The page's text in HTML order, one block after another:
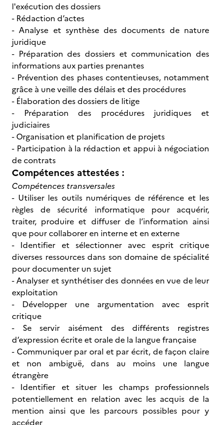
l'exécution des dossiers
- Rédaction d’actes
- Analyse et synthèse des documents de nature
juridique
- Préparation des dossiers et communication des
informations aux parties prenantes
- Prévention des phases contentieuses, notamment
grâce à une veille des délais et des procédures
- Élaboration des dossiers de litige
- Préparation des procédures juridiques et
judiciaires
- Organisation et planification de projets
- Participation à la rédaction et appui à négociation
de contrats
Compétences attestées :
Compétences transversales
- Utiliser les outils numériques de référence et les
règles de sécurité informatique pour acquérir,
traiter, produire et diffuser de l’information ainsi
que pour collaborer en interne et en externe
- Identifier et sélectionner avec esprit critique
diverses ressources dans son domaine de spécialité
pour documenter un sujet
- Analyser et synthétiser des données en vue de leur
exploitation
- Développer une argumentation avec esprit
critique
- Se servir aisément des différents registres
d’expression écrite et orale de la langue française
- Communiquer par oral et par écrit, de façon claire
et non ambiguë, dans au moins une langue
étrangère
- Identifier et situer les champs professionnels
potentiellement en relation avec les acquis de la
mention ainsi que les parcours possibles pour y
accéder